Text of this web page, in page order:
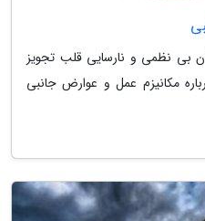
بی نظمی و نارسایی قلب تجویز
مکانیزم عمل و عوارض جانبی